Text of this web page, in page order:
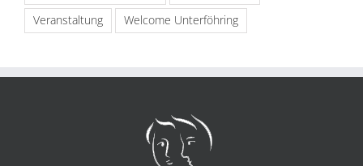
Veranstaltung
Welcome Unterföhring